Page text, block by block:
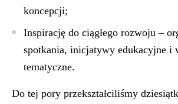
koncepcji;
Inspirację do ciągłego rozwoju –
spotkania, inicjatywy edukacyjne i
tematyczne.
Do tej pory przekształciliśmy